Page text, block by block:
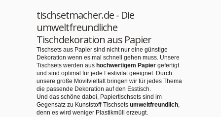
tischsetmacher.de - Die
umweltfreundliche
Tischdekoration aus Papier
Tischsets aus Papier sind nicht nur eine günstige
Dekoration wenn es mal schnell gehen muss. Unsere
Tischsets werden aus hochwertigem Papier gefertigt
und sind optimal für jede Festivität geeignet. Durch
unsere große Movitvielfalt bringen wir für jedes Thema
die passende Dekoration auf den Esstisch.
Und das schöne dabei, Papiertischsets sind im
Gegensatz zu Kunststoff-Tischsets umweltfreundlich,
denn es wird weniger Plastikmüll erzeugt.